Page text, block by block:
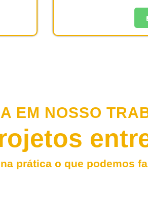
EM NOSSO
prática o que podemos